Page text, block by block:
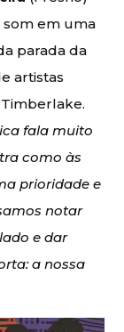
som em uma
parada da
artistas
fala muito
como às
prioridade e
notar
e dar
a nossa